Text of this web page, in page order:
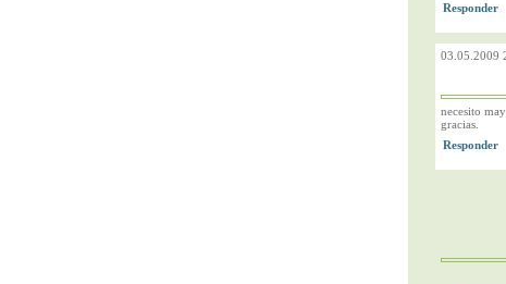
03.05.2009
necesito
gracias.